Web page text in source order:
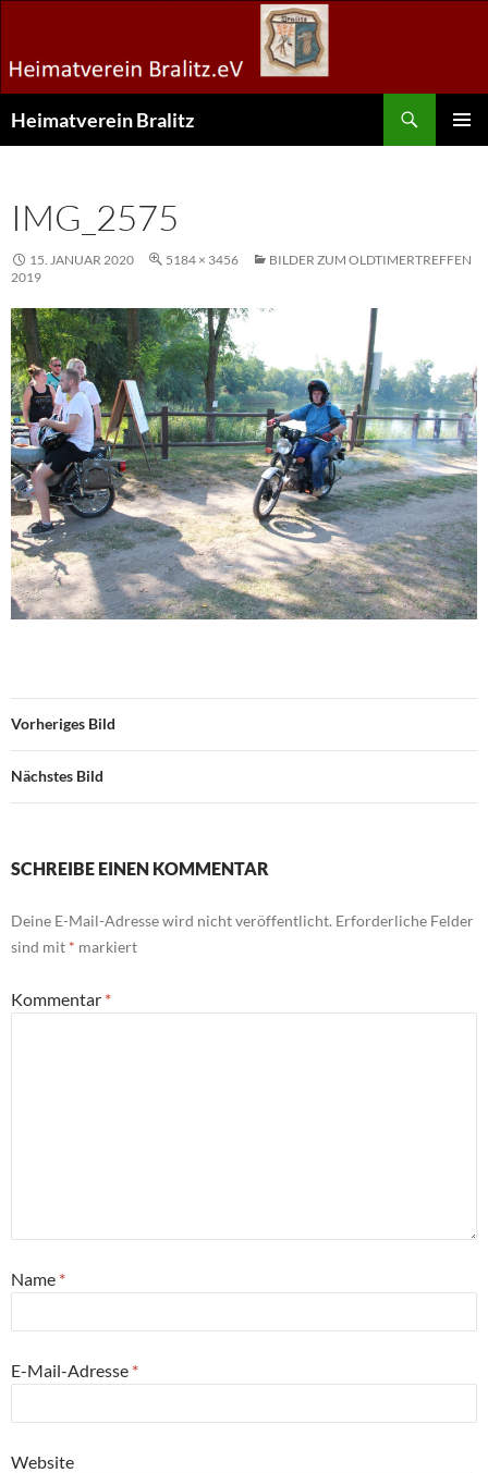
springen
Heimatverein Bralitz
IMG_2575
15. JANUAR 2020 5184 × 3456
BILDER ZUM OLDTIMERTREFFEN
2019
Vorheriges Bild
Nächstes Bild
SCHREIBE EINEN KOMMENTAR
Deine E-Mail-Adresse wird nicht veröffentlicht. Erforderliche Felder
sind mit * markiert
Kommentar *
Name *
E-Mail-Adresse *
Website